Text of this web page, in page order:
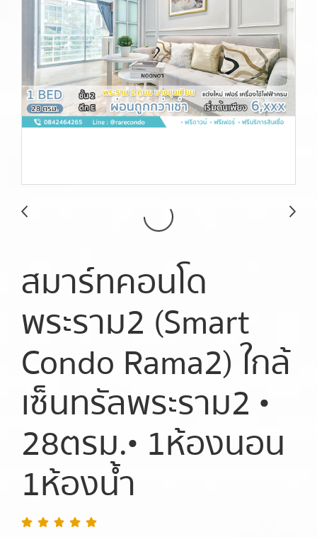
สมาร์ทคอนโด
พระราม2 (Smart
Condo Rama2) ใกล้
เซ็นทรัลพระราม2 •
28ตรม.• 1ห้องนอน
1ห้องน้ำ